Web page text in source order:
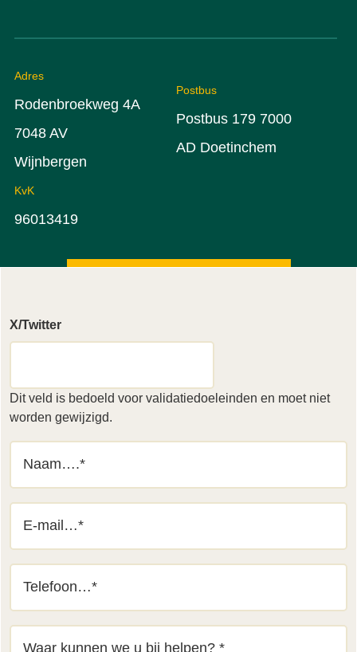
Adres
Rodenbroekweg 4A
7048 AV
Wijnbergen
Postbus
Postbus 179 7000
AD Doetinchem
KvK
96013419
X/Twitter
Dit veld is bedoeld voor validatiedoeleinden en moet niet
worden gewijzigd.
(Vereist)
(Vereist)
(Vereist)